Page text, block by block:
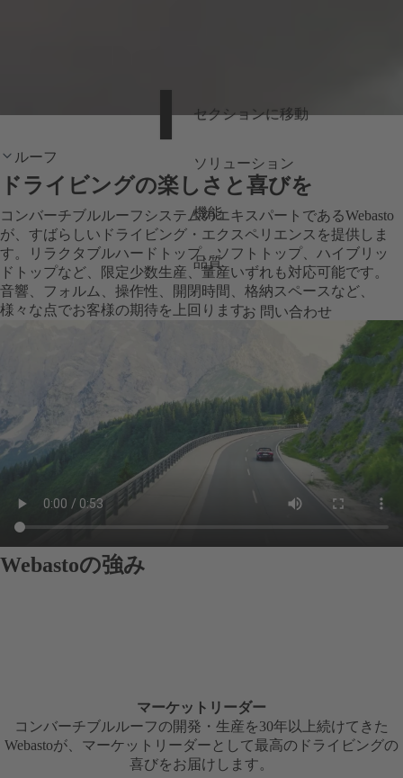
セクションに移動
ソリューション
機能
品質
お 問い合わせ
ルーフ
ドライビングの楽しさと喜びを
コンバーチブルルーフシステムのエキスパートであるWebasto
が、すばらしいドライビング・エクスペリエンスを提供しま
す。リラクタブルハードトップ、ソフトトップ、ハイブリッ
ドトップなど、限定少数生産、量産いずれも対応可能です。
音響、フォルム、操作性、開閉時間、格納スペースなど、
様々な点でお客様の期待を上回ります。
Webastoの強み
マーケットリーダー
コンバーチブルルーフの開発・生産を30年以上続けてきた
Webastoが、マーケットリーダーとして最高のドライビングの
喜びをお届けします。